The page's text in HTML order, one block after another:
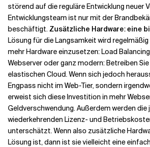
störend auf die reguläre Entwicklung neuer
Entwicklungsteam ist nur mit der
beschäftigt. Zusätzliche Hardware: eine
Lösung für die Langsamkeit wird
mehr Hardware einzusetzen: Load
Webserver oder ganz modern: Betreiben
elastischen Cloud. Wenn sich jedoch
Engpass nicht im Web-Tier, sondern
erweist sich diese Investition in mehr
Geldverschwendung. Außerdem werden die
wiederkehrenden Lizenz- und
unterschätzt. Wenn also zusätzliche
Lösung ist, dann ist sie vielleicht eine